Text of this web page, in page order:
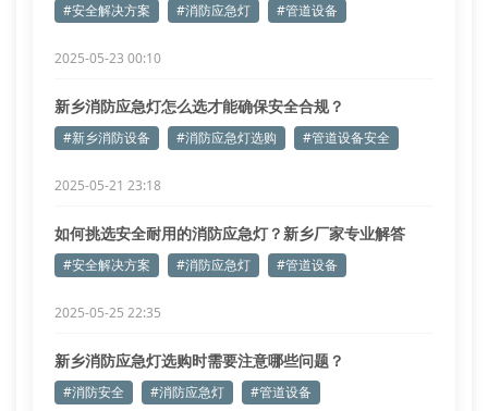
#安全解决方案 #消防应急灯 #管道设备
2025-05-23 00:10
新乡消防应急灯怎么选才能确保安全合规？
#新乡消防设备 #消防应急灯选购 #管道设备安全
2025-05-21 23:18
如何挑选安全耐用的消防应急灯？新乡厂家专业解答
#安全解决方案 #消防应急灯 #管道设备
2025-05-25 22:35
新乡消防应急灯选购时需要注意哪些问题？
#消防安全 #消防应急灯 #管道设备